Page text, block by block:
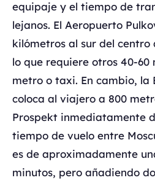
equipaje y el tiempo de
lejanos. El Aeropuerto
kilómetros al sur del centro
lo que requiere otros 40-60
metro o taxi. En cambio, la
coloca al viajero a 800
Prospekt inmediatamente
tiempo de vuelo entre
es de aproximadamente
minutos, pero añadiendo